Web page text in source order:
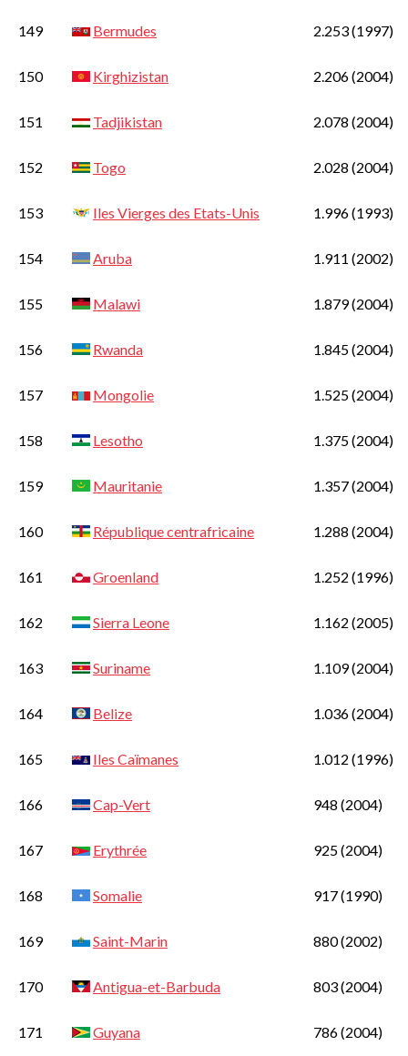
149 Bermudes 2.253(1997)
150 Kirghizistan 2.206(2004)
151 Tadjikistan 2.078 (2004)
152 Togo 2.028 (2004)
153 Iles Vierges des Etats-Unis 1.996(1993)
154 Aruba 1.911 (2002)
155 Malawi 1.879(2004)
156 Rwanda 1.845(2004)
157 Mongolie 1.525(2004)
158 Lesotho 1.375(2004)
159 Mauritanie 1.357(2004)
160 République centrafricaine 1.288 (2004)
161 Groenland 1.252 (1996)
162 Sierra Leone 1.162 (2005)
163 Suriname 1.109(2004)
164 Belize 1.036(2004)
165 Iles Caïmanes 1.012 (1996)
166 Cap-Vert 948 (2004)
167 Erythrée 925(2004)
168 Somalie 917(1990)
169 Saint-Marin 880(2002)
170 Antigua-et-Barbuda 803(2004)
171 Guyana 786(2004)